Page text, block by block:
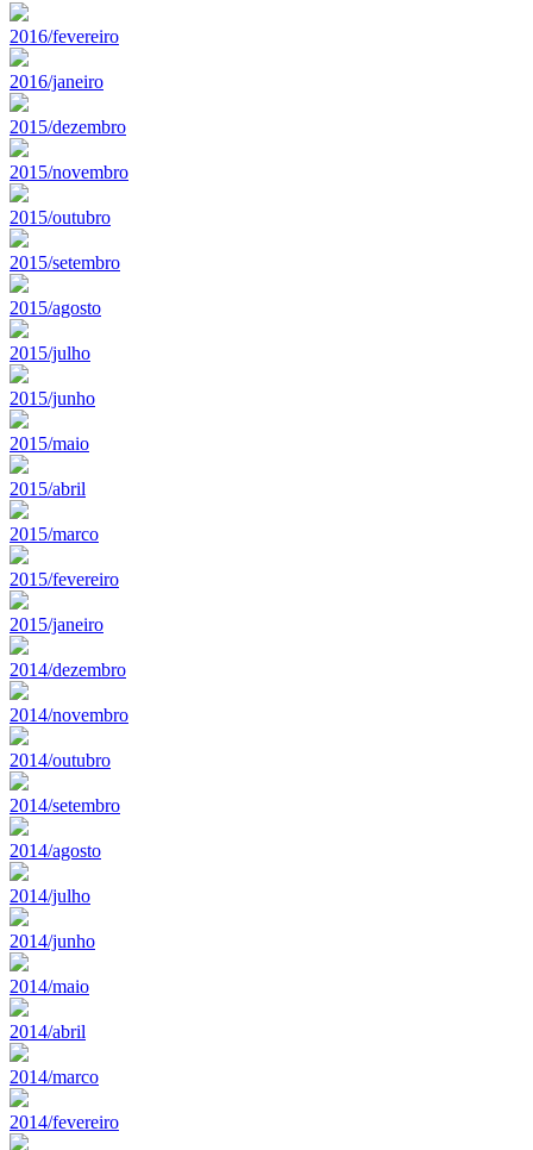
2016/fevereiro
2016/janeiro
2015/dezembro
2015/novembro
2015/outubro
2015/setembro
2015/agosto
2015/julho
2015/junho
2015/maio
2015/abril
2015/marco
2015/fevereiro
2015/janeiro
2014/dezembro
2014/novembro
2014/outubro
2014/setembro
2014/agosto
2014/julho
2014/junho
2014/maio
2014/abril
2014/marco
2014/fevereiro